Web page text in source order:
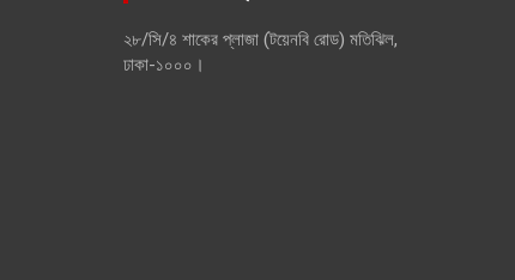
২৮/সি/৪ শাকের প্লাজা (টয়েনবি রোড) মতিঝিল,
ঢাকা-১০০০।